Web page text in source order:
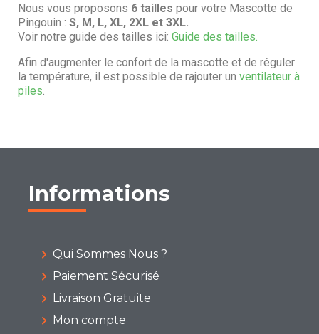
Nous vous proposons 6 tailles pour votre Mascotte de
Pingouin : S, M, L, XL, 2XL et 3XL.
Voir notre guide des tailles ici: Guide des tailles.
Afin d'augmenter le confort de la mascotte et de réguler
la température, il est possible de rajouter un ventilateur à
piles.
Informations
Qui Sommes Nous ?
Paiement Sécurisé
Livraison Gratuite
Mon compte